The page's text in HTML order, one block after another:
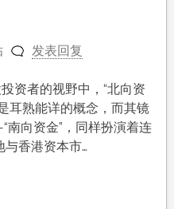
发表回复
资者的视野中，“北向资
耳熟能详的概念，而其镜
向资金”，同样扮演着连
与香港资本市…